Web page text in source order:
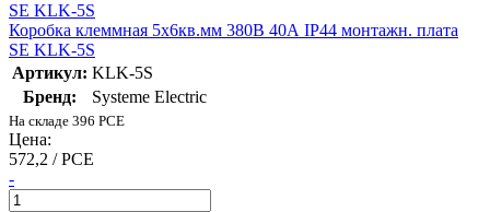
Коробка клеммная 5х6кв.мм 380В 40А IP44 монтажн. плата
SE KLK-5S
Артикул: KLK-5S
Бренд:
Systeme Electric
На складе 396 PCE
Цена:
572,2 / PCE
-